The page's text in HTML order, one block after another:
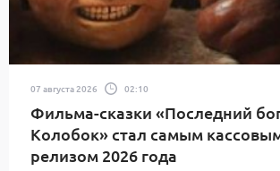
07 августа 2026 02:10
Фильма-сказки «Последний
Колобок» стал самым
релизом 2026 года